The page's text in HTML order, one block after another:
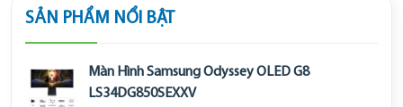
SẢN PHẨM NỔI BẬT
Màn Hình Samsung Odyssey OLED G8
LS34DG850SEXXV